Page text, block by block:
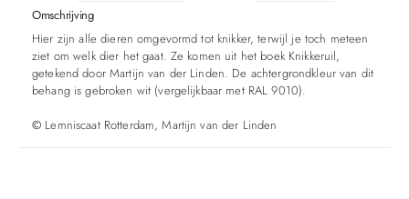
Omschrijving
Hier zijn alle dieren omgevormd tot knikker, terwijl je toch meteen
ziet om welk dier het gaat. Ze komen uit het boek Knikkeruil,
getekend door Martijn van der Linden. De achtergrondkleur van dit
behang is gebroken wit (vergelijkbaar met RAL 9010).
© Lemniscaat Rotterdam, Martijn van der Linden